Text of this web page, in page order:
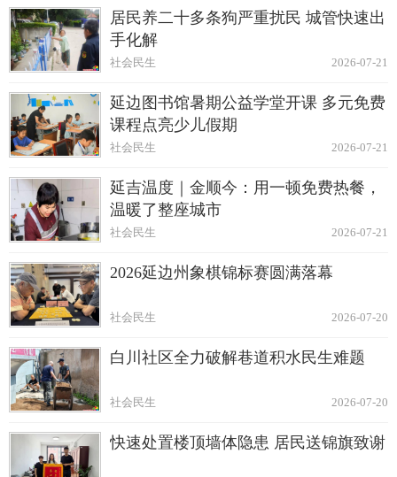
居民养二十多条狗严重扰民 城管快速出
手化解
2026-07-21
社会民生
延边图书馆暑期公益学堂开课 多元免费
课程点亮少儿假期
2026-07-21
社会民生
延吉温度｜金顺今：用一顿免费热餐，
温暖了整座城市
2026-07-21
社会民生
2026延边州象棋锦标赛圆满落幕
2026-07-20
社会民生
白川社区全力破解巷道积水民生难题
2026-07-20
社会民生
快速处置楼顶墙体隐患 居民送锦旗致谢